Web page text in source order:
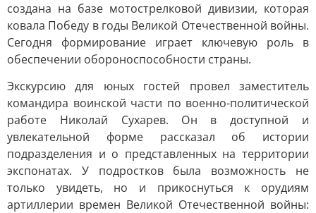
создана на базе мотострелковой дивизии, которая
ковала Победу в годы Великой Отечественной войны.
Сегодня формирование играет ключевую роль в
обеспечении обороноспособности страны.
Экскурсию для юных гостей провел заместитель
командира воинской части по военно-политической
работе Николай Сухарев. Он в доступной и
увлекательной форме рассказал об истории
подразделения и о представленных на территории
экспонатах. У подростков была возможность не
только увидеть, но и прикоснуться к орудиям
артиллерии времен Великой Отечественной войны: